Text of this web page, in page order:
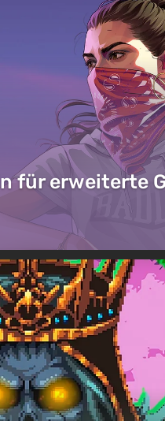
für erweiterte